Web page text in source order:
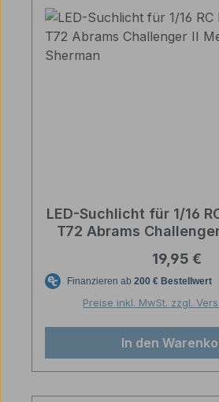
LED-Suchlicht für 1/16
T72 Abrams
Regulärer
19,95 €
Preise inkl. MwSt. zzgl.
In den